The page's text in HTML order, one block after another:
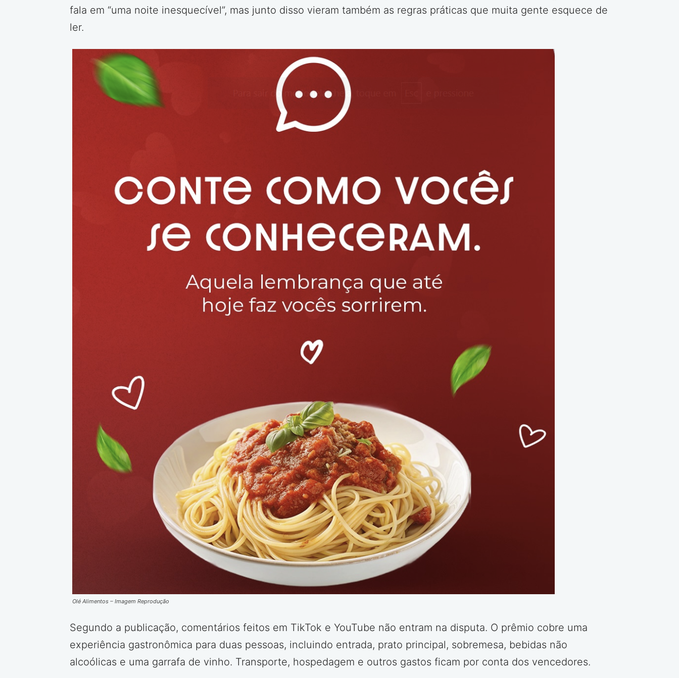
fala em “uma noite inesquecível”, mas junto disso vieram também as regras práticas que muita gente esquece de
ler.
Olé Alimentos – Imagem Reprodução
Segundo a publicação, comentários feitos em TikTok e YouTube não entram na disputa. O prêmio cobre uma
experiência gastronômica para duas pessoas, incluindo entrada, prato principal, sobremesa, bebidas não
alcoólicas e uma garrafa de vinho. Transporte, hospedagem e outros gastos ficam por conta dos vencedores.